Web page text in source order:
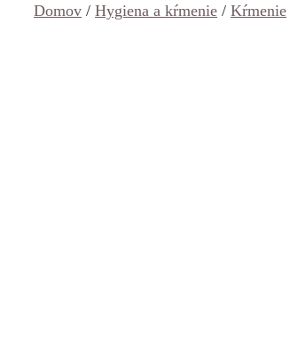
Domov / Hygiena a kŕmenie / Kŕmenie